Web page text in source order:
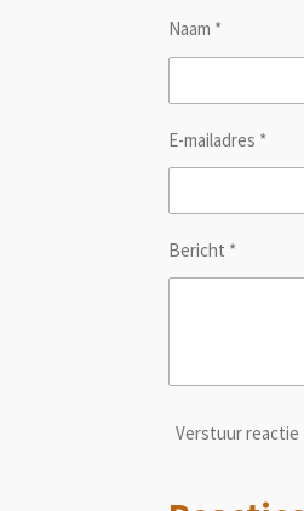
Naam *
E-mailadres *
Bericht *
Verstuur reactie